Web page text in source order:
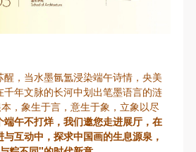
，当水墨氤氲浸染端午诗情，央美
年文脉的长河中划出笔墨语言的涟
，象生于言，意生于象，立象以尽
端午不打烊，我们邀您走进展厅，在
动中，探求中国画的生息源泉，
期间的人身安全责任自负。鼓
当事人及美术馆将不承担人身
互相援助的义务。参加活动的
织实施救援工作，但对事故本
和经济责任。参加本次活动者
及相关连带责任。
期间的人身安全责任自负。鼓
当事人及美术馆将不承担人身
互相援助的义务。参加活动的
织实施救援工作，但对事故本
和经济责任。参加本次活动者
及相关连带责任。
期间的人身安全责任自负。鼓
当事人及美术馆将不承担人身
互相援助的义务。参加活动的
织实施救援工作，但对事故本
和经济责任。参加本次活动者
及相关连带责任。